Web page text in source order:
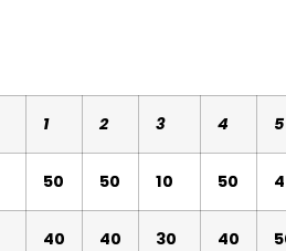
1 2 3 4 5
50 50 10 50
40 40 30 40